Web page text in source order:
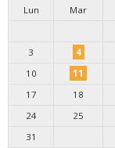
Lun
Mar
3
4
10
11
17
18
24
25
31